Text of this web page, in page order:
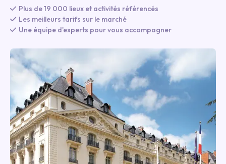
Plus de 19 000 lieux et activités référencés
Les meilleurs tarifs sur le marché
Une équipe d'experts pour vous accompagner